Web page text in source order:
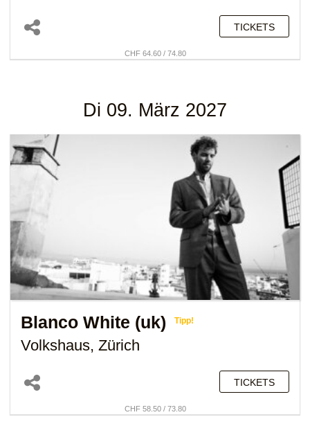
TICKETS
CHF 64.60 / 74.80
Di 09. März 2027
Blanco White (uk) Tipp!
Volkshaus, Zürich
TICKETS
CHF 58.50 / 73.80